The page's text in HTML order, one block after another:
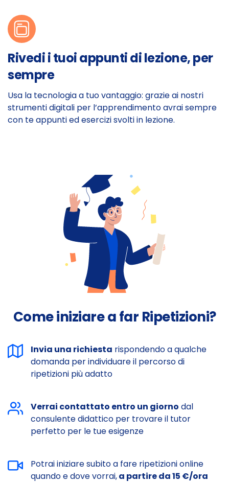
Rivedi i tuoi appunti di lezione, per
sempre
Usa la tecnologia a tuo vantaggio: grazie ai nostri
strumenti digitali per l’apprendimento avrai sempre
con te appunti ed esercizi svolti in lezione.
Come iniziare a far Ripetizioni?
Invia una richiesta rispondendo a qualche
domanda per individuare il percorso di
ripetizioni più adatto
Verrai contattato entro un giorno dal
consulente didattico per trovare il tutor
perfetto per le tue esigenze
Potrai iniziare subito a fare ripetizioni online
quando e dove vorrai,a partire da 15 €/ora